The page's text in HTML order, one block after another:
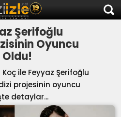
Şerifoğlu
Oyuncu
ile Feyyaz Şerifoğlu
projesinin oyuncu
detaylar...